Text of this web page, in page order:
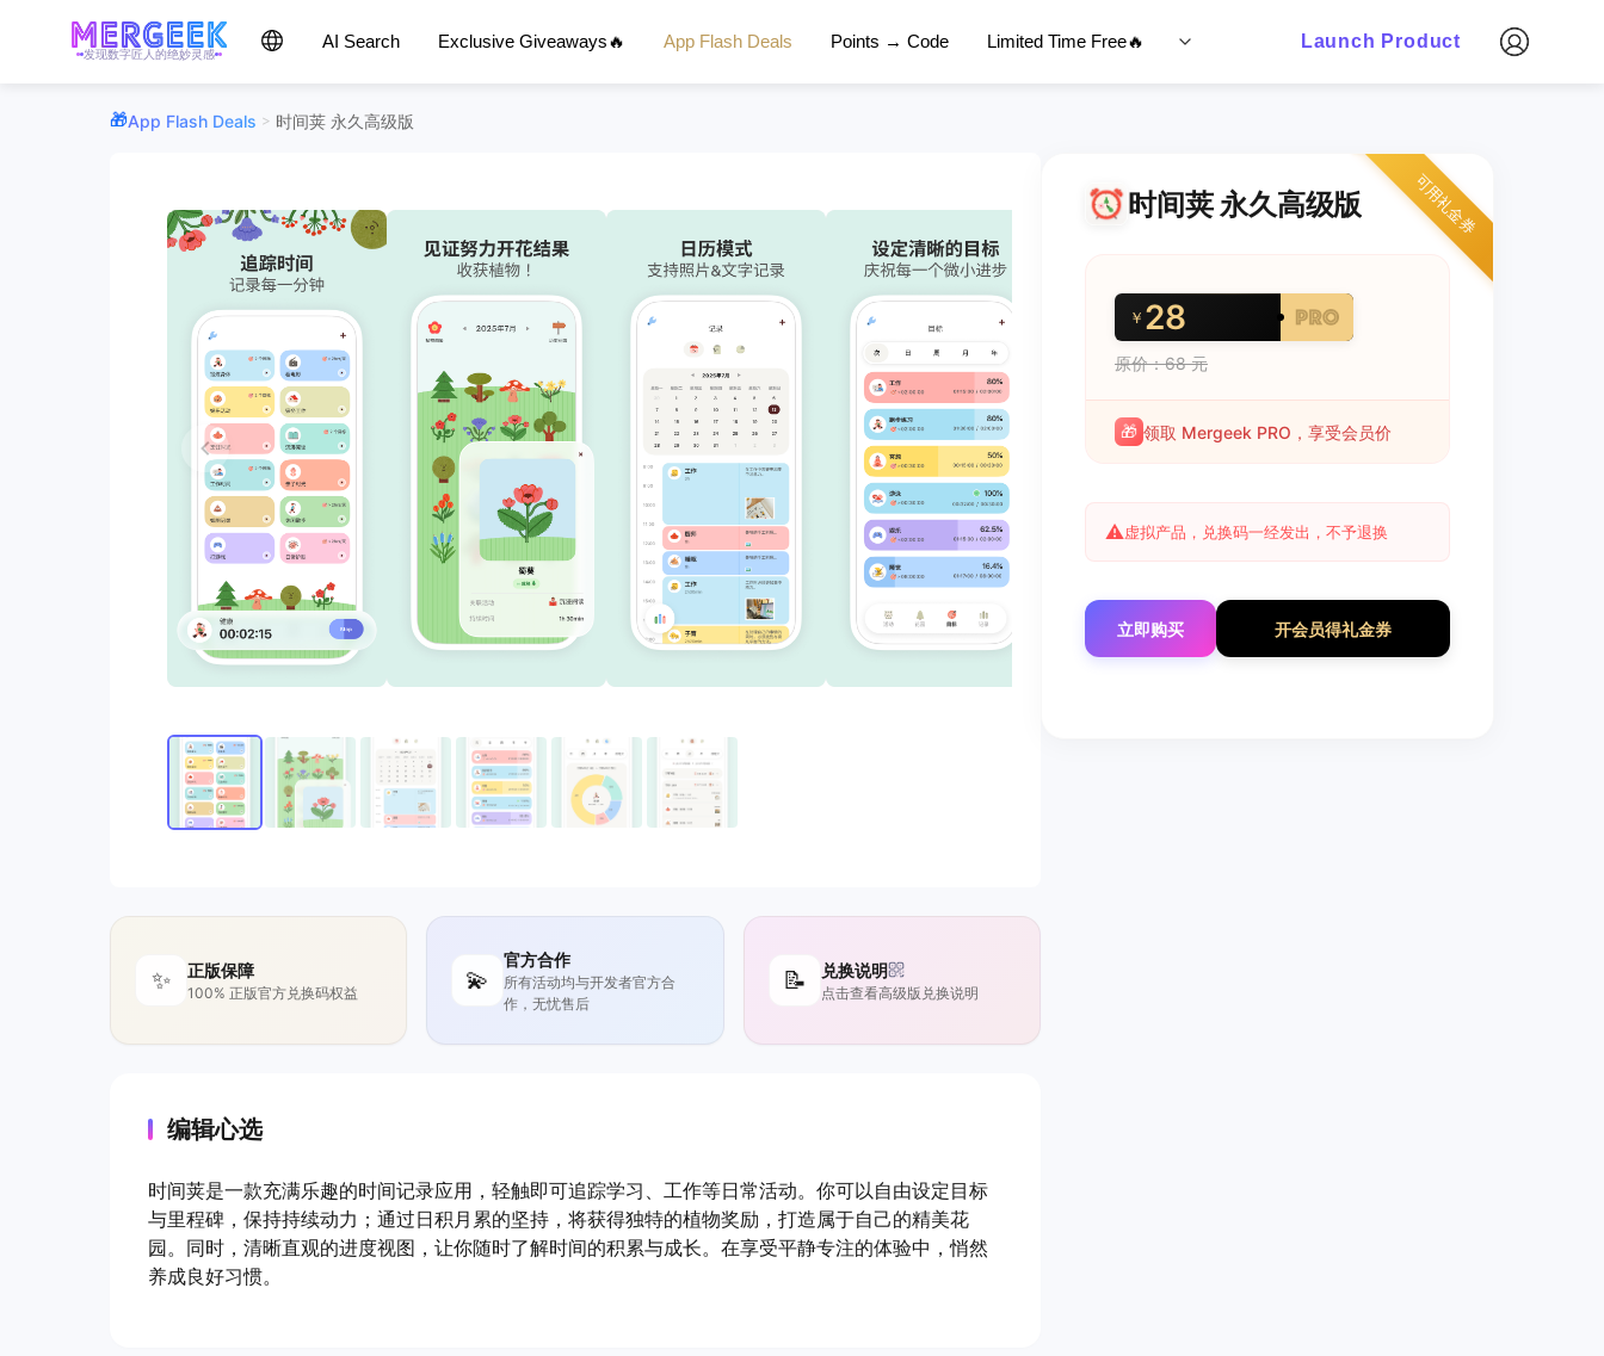
发现数字匠人的绝妙灵感
AI Search Exclusive Giveaways🔥 App Flash Deals Points → Code Limited Time Free🔥 Launch Product
App Flash Deals > 时间荚 永久高级版
✨ 正版保障
100% 正版官方兑换码权益 💫
官方合作
所有活动均与开发者官方合
作，无忧售后
📝 兑换说明
点击查看高级版兑换说明
编辑心选
时间荚是一款充满乐趣的时间记录应用，轻触即可追踪学习、工作等日常活动。你可以自由设定目标
与里程碑，保持持续动力；通过日积月累的坚持，将获得独特的植物奖励，打造属于自己的精美花
园。同时，清晰直观的进度视图，让你随时了解时间的积累与成长。在享受平静专注的体验中，悄然
养成良好习惯。
可用礼金券
时间荚 永久高级版
￥ 28
原价：68 元
🎁 领取 Mergeek PRO，享受会员价
⚠️虚拟产品，兑换码一经发出，不予退换
立即购买 开会员得礼金券